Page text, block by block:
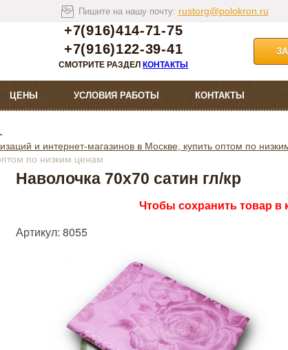
Пишите на нашу почту: rustorg@polokron.ru
+7(916)414-71-75
+7(916)122-39-41
СМОТРИТЕ РАЗДЕЛКОНТАКТЫ
ЦЕНЫ УСЛОВИЯ РАБОТЫ КОНТАКТЫ
и интернет-магазинов в Москве, купить оптом по
по низким ценам
Наволочка 70х70 сатин гл/кр
Чтобы сохранить товар в
Артикул: 8055